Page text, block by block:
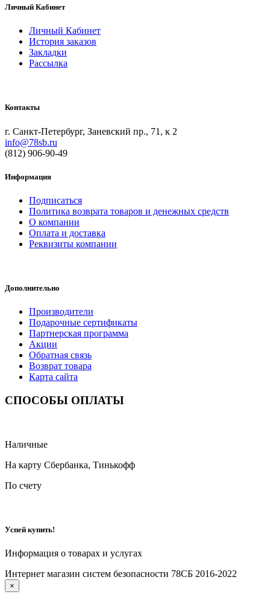
Личный Кабинет
Личный Кабинет
История заказов
Закладки
Рассылка
Контакты
г. Санкт-Петербург, Заневский пр., 71, к 2
info@78sb.ru
(812) 906-90-49
Информация
Подписаться
Политика возврата товаров и денежных средств
О компании
Оплата и доставка
Реквизиты компании
Дополнительно
Производители
Подарочные сертификаты
Партнерская программа
Акции
Обратная связь
Возврат товара
Карта сайта
СПОСОБЫ ОПЛАТЫ
Наличные
На карту Сбербанка, Тинькофф
По счету
Успей купить!
Информация о товарах и услугах
Интернет магазин систем безопасности 78СБ 2016-2022
×